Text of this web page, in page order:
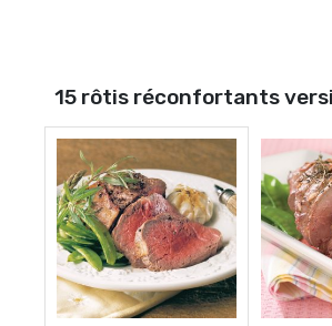
15 rôtis réconfortants